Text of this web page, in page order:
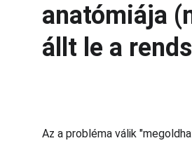
anatómiája
állt le a
Az a probléma válik